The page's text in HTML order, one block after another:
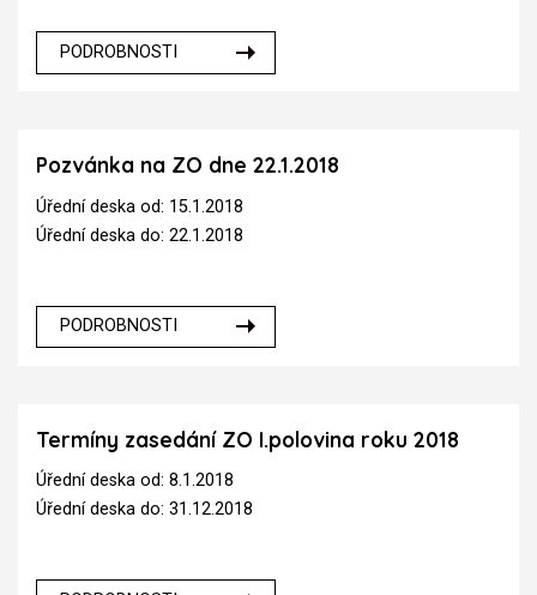
PODROBNOSTI
Pozvánka na ZO dne 22.1.2018
Úřední deska od: 15.1.2018
Úřední deska do: 22.1.2018
PODROBNOSTI
Termíny zasedání ZO I.polovina roku 2018
Úřední deska od: 8.1.2018
Úřední deska do: 31.12.2018